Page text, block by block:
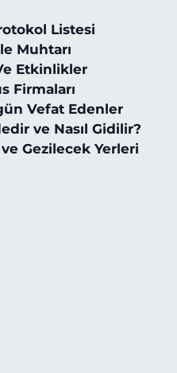
Listesi
Muhtarı
Etkinlikler
Firmaları
Vefat Edenler
ve Nasıl Gidilir?
Gezilecek Yerleri